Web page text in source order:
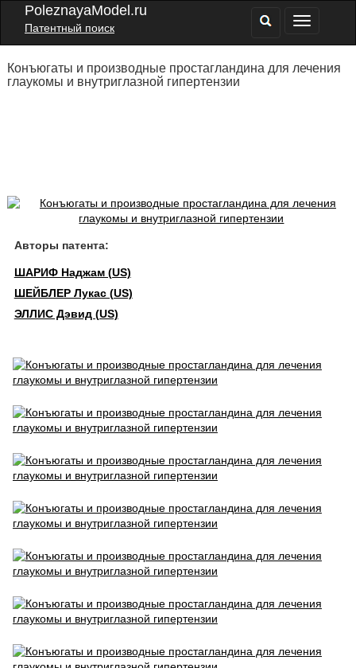
PoleznayaModel.ru
Патентный поиск
Конъюгаты и производные простагландина для лечения
глаукомы и внутриглазной гипертензии
Авторы патента:
ШАРИФ Наджам (US)
ШЕЙБЛЕР Лукас (US)
ЭЛЛИС Дэвид (US)